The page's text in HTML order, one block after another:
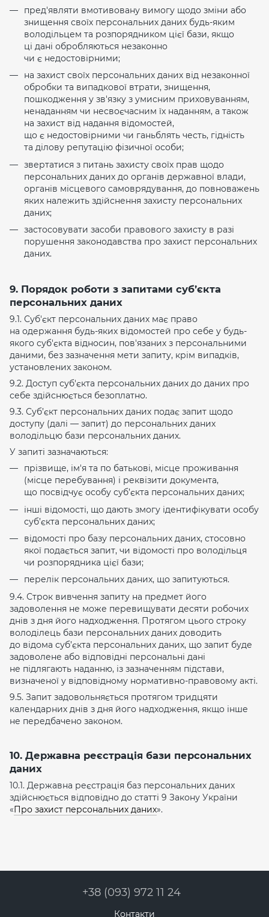
пред'являти вмотивовану вимогу щодо зміни або
знищення своїх персональних даних будь-яким
володільцем та розпорядником цієї бази, якщо
ці дані обробляються незаконно
чи є недостовірними;
на захист своїх персональних даних від незаконної
обробки та випадкової втрати, знищення,
пошкодження у зв'язку з умисним приховуванням,
ненаданням чи несвоєчасним їх наданням, а також
на захист від надання відомостей,
що є недостовірними чи ганьблять честь, гідність
та ділову репутацію фізичної особи;
звертатися з питань захисту своїх прав щодо
персональних даних до органів державної влади,
органів місцевого самоврядування, до повноважень
яких належить здійснення захисту персональних
даних;
застосовувати засоби правового захисту в разі
порушення законодавства про захист персональних
даних.
9. Порядок роботи з запитами суб’єкта
персональних даних
9.1. Суб'єкт персональних даних має право
на одержання будь-яких відомостей про себе у будь-
якого суб'єкта відносин, пов'язаних з персональними
даними, без зазначення мети запиту, крім випадків,
установлених законом.
9.2. Доступ суб'єкта персональних даних до даних про
себе здійснюється безоплатно.
9.3. Суб’єкт персональних даних подає запит щодо
доступу (далі — запит) до персональних даних
володільцю бази персональних даних.
У запиті зазначаються:
прізвище, ім'я та по батькові, місце проживання
(місце перебування) і реквізити документа,
що посвідчує особу суб’єкта персональних даних;
інші відомості, що дають змогу ідентифікувати особу
суб’єкта персональних даних;
відомості про базу персональних даних, стосовно
якої подається запит, чи відомості про володільця
чи розпорядника цієї бази;
перелік персональних даних, що запитуються.
9.4. Строк вивчення запиту на предмет його
задоволення не може перевищувати десяти робочих
днів з дня його надходження. Протягом цього строку
володілець бази персональних даних доводить
до відома суб’єкта персональних даних, що запит буде
задоволене або відповідні персональні дані
не підлягають наданню, із зазначенням підстави,
визначеної у відповідному нормативно-правовому акті.
9.5. Запит задовольняється протягом тридцяти
календарних днів з дня його надходження, якщо інше
не передбачено законом.
10. Державна реєстрація бази персональних
даних
10.1. Державна реєстрація баз персональних даних
здійснюється відповідно до статті 9 Закону України
«Про захист персональних даних».
+38 (093) 972 11 24
Контакти